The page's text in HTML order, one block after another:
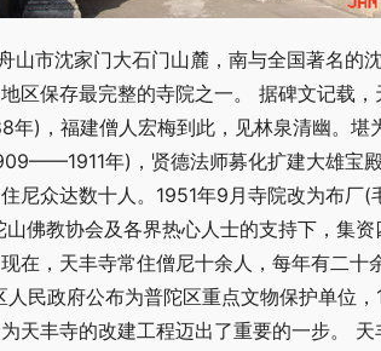
山市沈家门大石门山麓，南与全国著名的
保存最完整的寺院之一。 据碑文记载，
年)，福建僧人宏梅到此，见林泉清幽。堪
年)，贤德法师募化扩建大雄宝
尼众达数十人。1951年9月寺院改为布厂(
佛教协会及各界热心人士的支持下，集
在，天丰寺常住僧尼十余人，每年有二十
民政府公布为普陀区重点文物保护单位
天丰寺的改建工程迈出了重要的一步。